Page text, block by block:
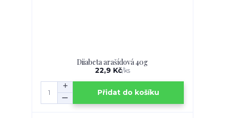
Diiabeta arašídová 40g
22,9 Kč/ks
Přidat do košíku